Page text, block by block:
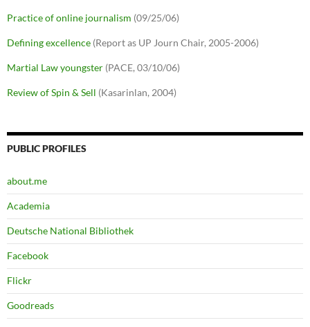
Practice of online journalism (09/25/06)
Defining excellence (Report as UP Journ Chair, 2005-2006)
Martial Law youngster (PACE, 03/10/06)
Review of Spin & Sell (Kasarinlan, 2004)
PUBLIC PROFILES
about.me
Academia
Deutsche National Bibliothek
Facebook
Flickr
Goodreads